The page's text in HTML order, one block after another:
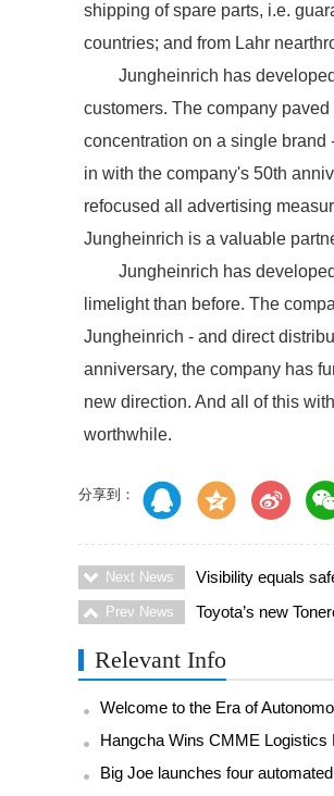
shipping of spare parts, i.e.
countries; and from Lahr
Jungheinrich has
customers. The company
concentration on a single brand
in with the company's 50th
refocused all advertising
Jungheinrich is a valuable
Jungheinrich has
limelight than before. The
Jungheinrich - and direct
anniversary, the company has
new direction. And all of this
worthwhile.
分享到：
Next News Visibility equals
Prev News Toyota’s new
Relevant Info
Welcome to the Era of
Big Joe launches four